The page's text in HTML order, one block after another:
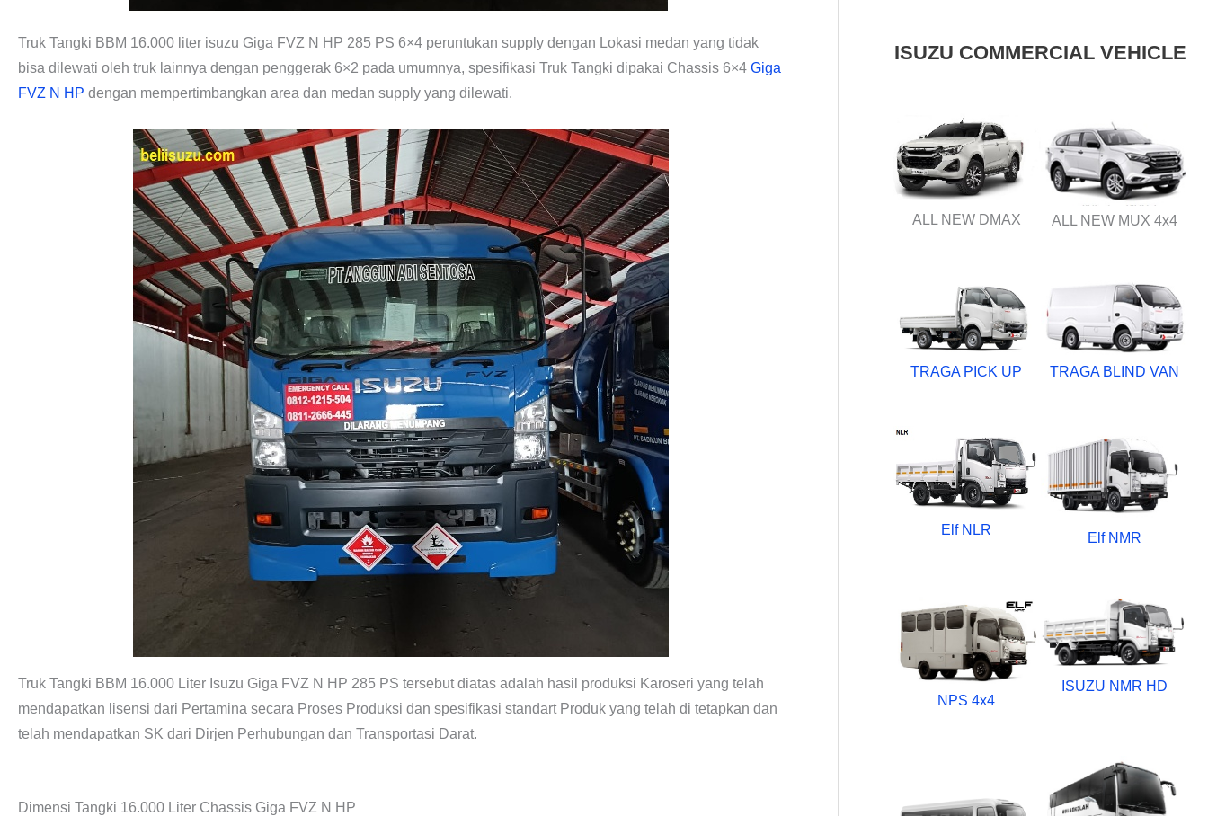
Truk Tangki BBM 16.000 liter isuzu Giga FVZ N HP 285 PS 6×4 peruntukan supply dengan Lokasi medan yang tidak
bisa dilewati oleh truk lainnya dengan penggerak 6×2 pada umumnya, spesifikasi Truk Tangki dipakai Chassis 6×4 Giga
FVZ N HP dengan mempertimbangkan area dan medan supply yang dilewati.
Truk Tangki BBM 16.000 Liter Isuzu Giga FVZ N HP 285 PS tersebut diatas adalah hasil produksi Karoseri yang telah
mendapatkan lisensi dari Pertamina secara Proses Produksi dan spesifikasi standart Produk yang telah di tetapkan dan
telah mendapatkan SK dari Dirjen Perhubungan dan Transportasi Darat.
Dimensi Tangki 16.000 Liter Chassis Giga FVZ N HP
ISUZU COMMERCIAL VEHICLE
ALL NEW DMAX ALL NEW MUX 4x4
TRAGA PICK UP TRAGA BLIND VAN
Elf NLR
Elf NMR
NPS 4x4
ISUZU NMR HD